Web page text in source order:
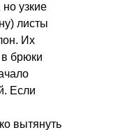
узкие
листы
Их
брюки
Если
вытянуть